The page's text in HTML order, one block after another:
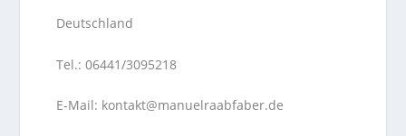
Deutschland
Tel.: 06441/3095218
E-Mail: kontakt@manuelraabfaber.de